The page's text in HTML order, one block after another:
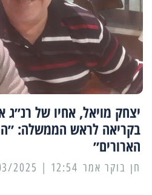
יצחק מויאל, אחיו של רנ״ג
בקריאה לראש הממשלה:
הארורים״
12:54 | 31/03/2025